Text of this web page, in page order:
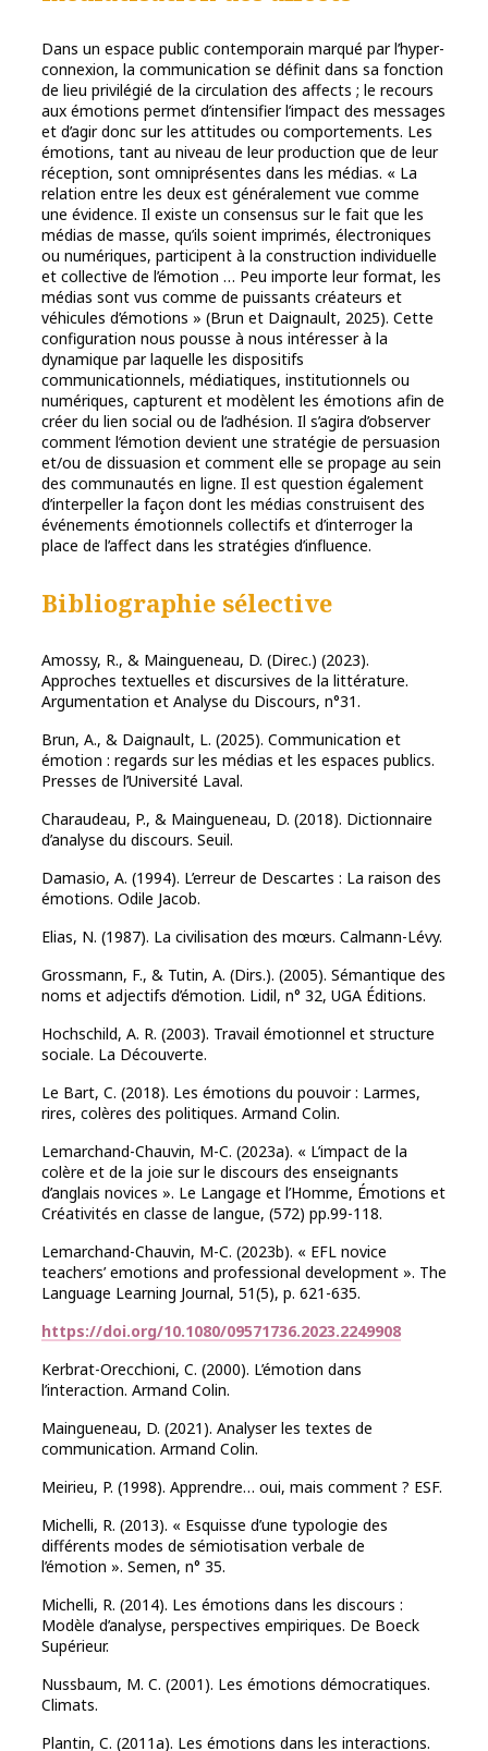
Dans un espace public contemporain marqué par l’hyper-
connexion, la communication se définit dans sa fonction
de lieu privilégié de la circulation des affects ; le recours
aux émotions permet d’intensifier l’impact des messages
et d’agir donc sur les attitudes ou comportements. Les
émotions, tant au niveau de leur production que de leur
réception, sont omniprésentes dans les médias. « La
relation entre les deux est généralement vue comme
une évidence. Il existe un consensus sur le fait que les
médias de masse, qu’ils soient imprimés, électroniques
ou numériques, participent à la construction individuelle
et collective de l’émotion … Peu importe leur format, les
médias sont vus comme de puissants créateurs et
véhicules d’émotions » (Brun et Daignault, 2025). Cette
configuration nous pousse à nous intéresser à la
dynamique par laquelle les dispositifs
communicationnels, médiatiques, institutionnels ou
numériques, capturent et modèlent les émotions afin de
créer du lien social ou de l’adhésion. Il s’agira d’observer
comment l’émotion devient une stratégie de persuasion
et/ou de dissuasion et comment elle se propage au sein
des communautés en ligne. Il est question également
d’interpeller la façon dont les médias construisent des
événements émotionnels collectifs et d’interroger la
place de l’affect dans les stratégies d’influence.
Bibliographie sélective
Amossy, R., & Maingueneau, D. (Direc.) (2023).
Approches textuelles et discursives de la littérature.
Argumentation et Analyse du Discours, n°31.
Brun, A., & Daignault, L. (2025). Communication et
émotion : regards sur les médias et les espaces publics.
Presses de l’Université Laval.
Charaudeau, P., & Maingueneau, D. (2018). Dictionnaire
d’analyse du discours. Seuil.
Damasio, A. (1994). L’erreur de Descartes : La raison des
émotions. Odile Jacob.
Elias, N. (1987). La civilisation des mœurs. Calmann-Lévy.
Grossmann, F., & Tutin, A. (Dirs.). (2005). Sémantique des
noms et adjectifs d’émotion. Lidil, n° 32, UGA Éditions.
Hochschild, A. R. (2003). Travail émotionnel et structure
sociale. La Découverte.
Le Bart, C. (2018). Les émotions du pouvoir : Larmes,
rires, colères des politiques. Armand Colin.
Lemarchand-Chauvin, M-C. (2023a). « L’impact de la
colère et de la joie sur le discours des enseignants
d’anglais novices ». Le Langage et l’Homme, Émotions et
Créativités en classe de langue, (572) pp.99-118.
Lemarchand-Chauvin, M-C. (2023b). « EFL novice
teachers’ emotions and professional development ». The
Language Learning Journal, 51(5), p. 621-635.
https://doi.org/10.1080/09571736.2023.2249908
Kerbrat-Orecchioni, C. (2000). L’émotion dans
l’interaction. Armand Colin.
Maingueneau, D. (2021). Analyser les textes de
communication. Armand Colin.
Meirieu, P. (1998). Apprendre… oui, mais comment ? ESF.
Michelli, R. (2013). « Esquisse d’une typologie des
différents modes de sémiotisation verbale de
l’émotion ». Semen, n° 35.
Michelli, R. (2014). Les émotions dans les discours :
Modèle d’analyse, perspectives empiriques. De Boeck
Supérieur.
Nussbaum, M. C. (2001). Les émotions démocratiques.
Climats.
Plantin, C. (2011a). Les émotions dans les interactions.